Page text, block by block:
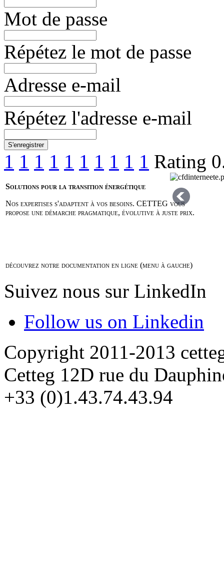
Mot de passe
Répétez le mot de passe
Adresse e-mail
Répétez l'adresse e-mail
S'enregistrer
1 1 1 1 1 1 1 1 1 1 Rating
Solutions pour la transition énergétique
Nos expertises s'adaptent à vos besoins. CETTEG vous
propose une démarche pragmatique, évolutive à juste prix.
découvrez notre documentation en ligne (menu à gauche)
Suivez nous sur LinkedIn
Follow us on Linkedin
Copyright 2011-2013
Cetteg 12D rue du
+33 (0)1.43.74.43.94